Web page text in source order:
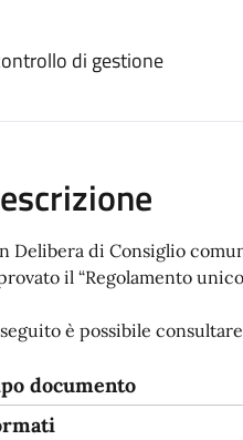
di gestione
Delibera di Consiglio
il “Regolamento
è possibile
documento